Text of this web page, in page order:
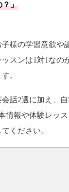
？」
様の学習意欲や
スンは1対1なの
。
話2選に加え、
報や体験レッ
ください。